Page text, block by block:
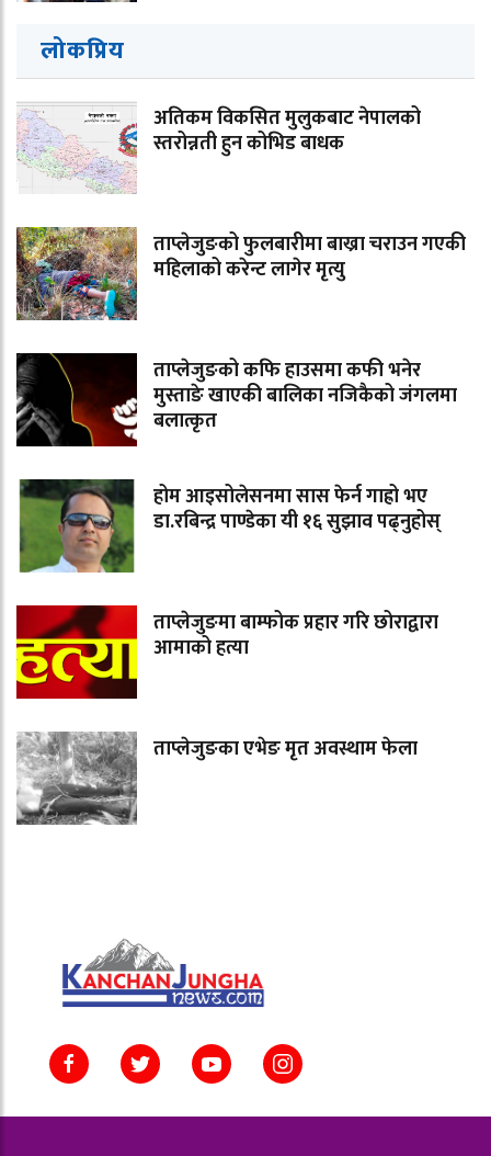
लोकप्रिय
अतिकम विकसित मुलुकबाट नेपालको
स्तरोन्नती हुन कोभिड बाधक
ताप्लेजुङको फुलबारीमा बाख्रा चराउन गएकी
महिलाको करेन्ट लागेर मृत्यु
ताप्लेजुङको कफि हाउसमा कफी भनेर
मुस्ताङे खाएकी बालिका नजिकैको जंगलमा
बलात्कृत
होम आइसोलेसनमा सास फेर्न गाह्रो भए
डा.रबिन्द्र पाण्डेका यी १६ सुझाव पढ्नुहोस्
ताप्लेजुङमा बाम्फोक प्रहार गरि छोराद्वारा
आमाको हत्या
ताप्लेजुङका एभेङ मृत अवस्थाम फेला